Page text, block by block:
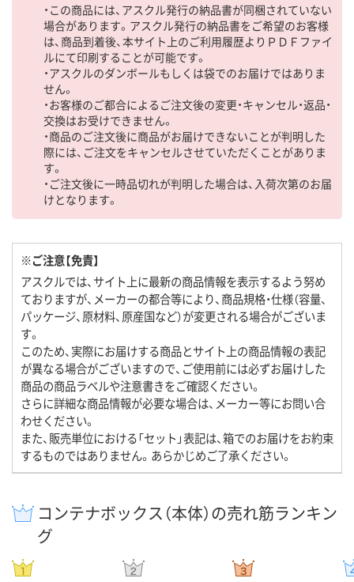
・この商品には、アスクル発行の納品書が同梱されていない
場合があります。アスクル発行の納品書をご希望のお客様
は、商品到着後、本サイト上のご利用履歴よりＰＤＦファイ
ルにて印刷することが可能です。
・アスクルのダンボールもしくは袋でのお届けではありま
せん。
・お客様のご都合によるご注文後の変更・キャンセル・返品・
交換はお受けできません。
・商品のご注文後に商品がお届けできないことが判明した
際には、ご注文をキャンセルさせていただくことがありま
す。
・ご注文後に一時品切れが判明した場合は、入荷次第のお届
けとなります。
※ご注意【免責】
アスクルでは、サイト上に最新の商品情報を表示するよう努め
ておりますが、メーカーの都合等により、商品規格・仕様（容量、
パッケージ、原材料、原産国など）が変更される場合がございま
す。
このため、実際にお届けする商品とサイト上の商品情報の表記
が異なる場合がございますので、ご使用前には必ずお届けした
商品の商品ラベルや注意書きをご確認ください。
さらに詳細な商品情報が必要な場合は、メーカー等にお問い合
わせください。
また、販売単位における「セット」表記は、箱でのお届けをお約束
するものではありません。あらかじめご了承ください。
コンテナボックス（本体）の売れ筋ランキン
グ